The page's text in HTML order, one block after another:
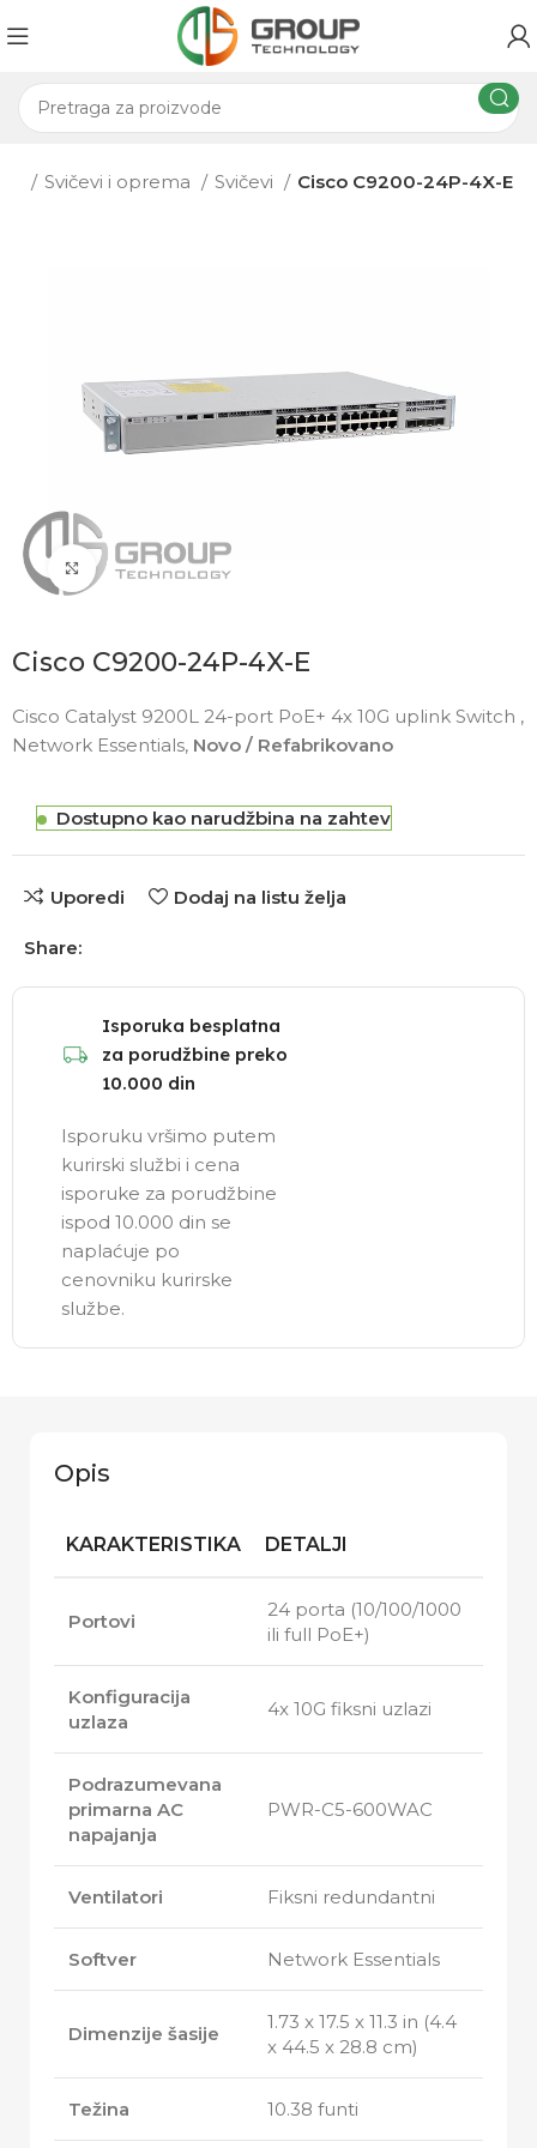
Svičevi i oprema Svičevi Cisco C9200-24P-4X-E
Click to enlarge
Cisco C9200-24P-4X-E
Cisco Catalyst 9200L 24-port PoE+ 4x 10G uplink Switch ,
Network Essentials, Novo / Refabrikovano
Dostupno kao narudžbina na zahtev
Uporedi Dodaj na listu želja
Share:
Isporuka besplatna
za porudžbine preko
10.000 din
Isporuku vršimo putem
kurirski službi i cena
isporuke za porudžbine
ispod 10.000 din se
naplaćuje po
cenovniku kurirske
službe.
Opis
KARAKTERISTIKA DETALJI
Portovi
24 porta (10/100/1000
ili full PoE+)
Konfiguracija
uzlaza
4x 10G fiksni uzlazi
Podrazumevana
primarna AC
napajanja
PWR-C5-600WAC
Ventilatori Fiksni redundantni
Softver Network Essentials
Dimenzije šasije
1.73 x 17.5 x 11.3 in (4.4
x 44.5 x 28.8 cm)
Težina 10.38 funti